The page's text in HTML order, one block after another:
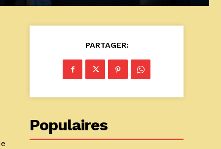
PARTAGER:
Populaires